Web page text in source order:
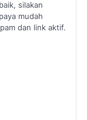
silakan
mudah
dan link aktif.